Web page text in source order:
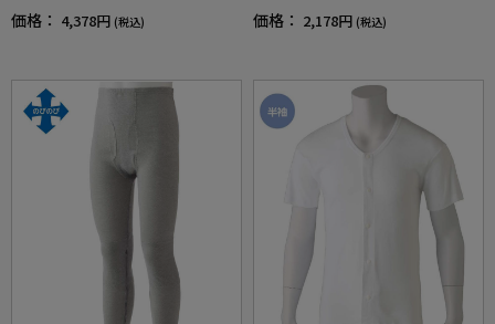
価格： 4,378円 (税込) 価格： 2,178円 (税込)